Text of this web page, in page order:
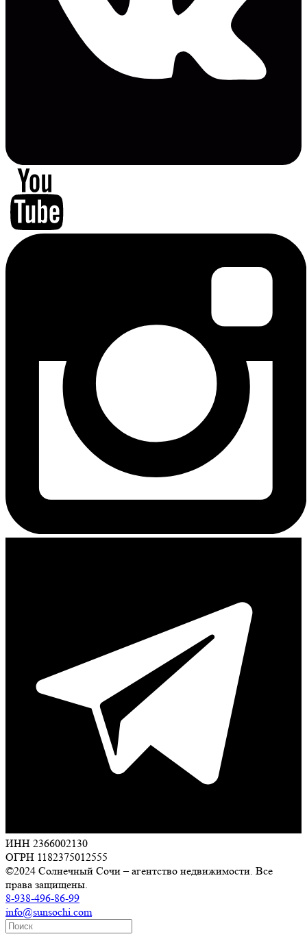
ИНН 2366002130
ОГРН 1182375012555
©2024 Солнечный Сочи – агентство недвижимости. Все
права защищены.
8-938-496-86-99
info@sunsochi.com